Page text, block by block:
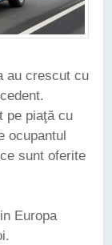
au crescut cu
pe piaţă cu
ocupantul
sunt oferite
Europa